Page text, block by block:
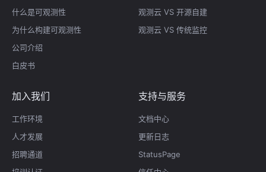
什么是可观测性
为什么构建可观测性
公司介绍
白皮书
观测云 VS 开源自建
观测云 VS 传统监控
加入我们
工作环境
人才发展
招聘通道
支持与服务
文档中心
更新日志
StatusPage